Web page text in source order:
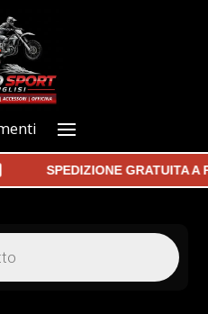
SPEDIZIONE GRATUITA A